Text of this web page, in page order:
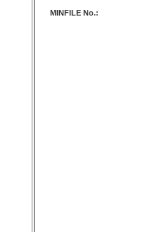
MINFILE No.: